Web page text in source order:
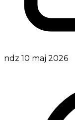
ndz 10 maj 2026